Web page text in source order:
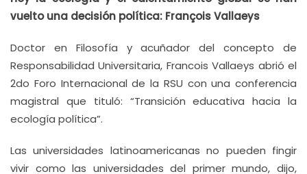
vuelto una decisión política: François Vallaeys
Doctor en Filosofía y acuñador del concepto de
Responsabilidad Universitaria, Francois Vallaeys abrió el
2do Foro Internacional de la RSU con una conferencia
magistral que tituló: “Transición educativa hacia la
ecología política”.
Las universidades latinoamericanas no pueden fingir
vivir como las universidades del primer mundo, dijo,